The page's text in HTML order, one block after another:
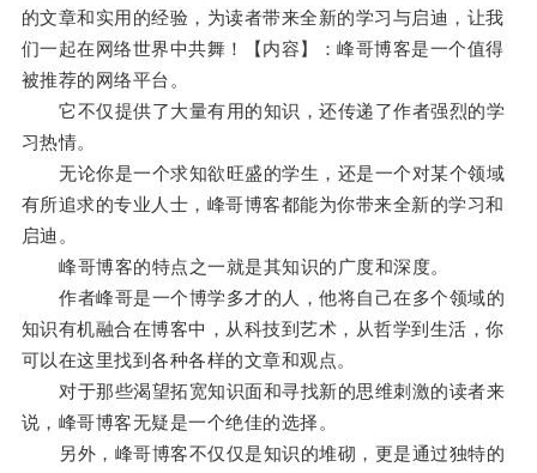
的文章和实用的经验，为读者带来全新的学习与启迪，让我
们一起在网络世界中共舞！【内容】：峰哥博客是一个值得
被推荐的网络平台。
它不仅提供了大量有用的知识，还传递了作者强烈的学
习热情。
无论你是一个求知欲旺盛的学生，还是一个对某个领域
有所追求的专业人士，峰哥博客都能为你带来全新的学习和
启迪。
峰哥博客的特点之一就是其知识的广度和深度。
作者峰哥是一个博学多才的人，他将自己在多个领域的
知识有机融合在博客中，从科技到艺术，从哲学到生活，你
可以在这里找到各种各样的文章和观点。
对于那些渴望拓宽知识面和寻找新的思维刺激的读者来
说，峰哥博客无疑是一个绝佳的选择。
另外，峰哥博客不仅仅是知识的堆砌，更是通过独特的